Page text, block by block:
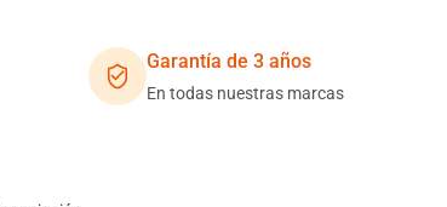
Garantía de 3 años
En todas nuestras marcas